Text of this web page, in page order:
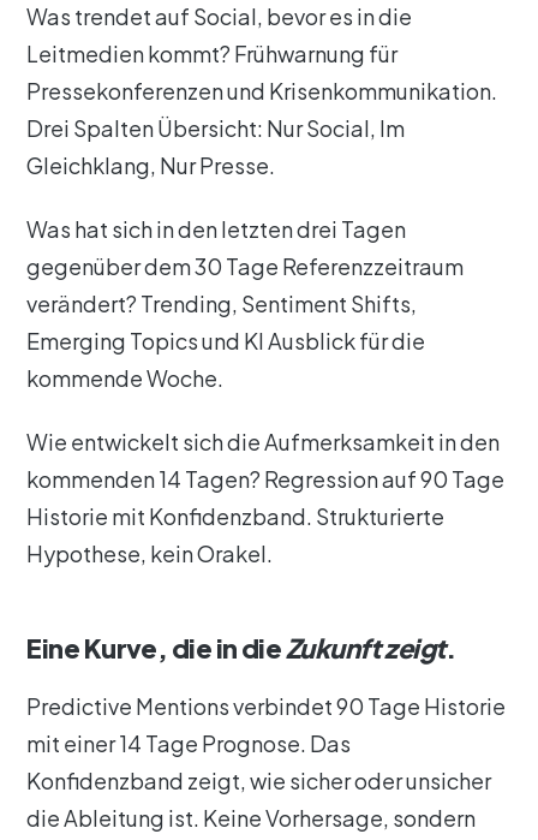
Was trendet auf Social, bevor es in die
Leitmedien kommt? Frühwarnung für
Pressekonferenzen und Krisenkommunikation.
Drei Spalten Übersicht: Nur Social, Im
Gleichklang, Nur Presse.
Was hat sich in den letzten drei Tagen
gegenüber dem 30 Tage Referenzzeitraum
verändert? Trending, Sentiment Shifts,
Emerging Topics und KI Ausblick für die
kommende Woche.
Wie entwickelt sich die Aufmerksamkeit in den
kommenden 14 Tagen? Regression auf 90 Tage
Historie mit Konfidenzband. Strukturierte
Hypothese, kein Orakel.
Eine Kurve, die in dieZukunft zeigt.
Predictive Mentions verbindet 90 Tage Historie
mit einer 14 Tage Prognose. Das
Konfidenzband zeigt, wie sicher oder unsicher
die Ableitung ist. Keine Vorhersage, sondern